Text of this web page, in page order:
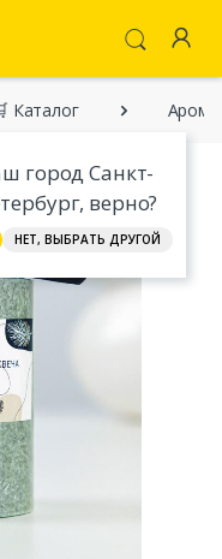
город Санкт-
верно?
НЕТ, ВЫБРАТЬ ДРУГОЙ
Каталог